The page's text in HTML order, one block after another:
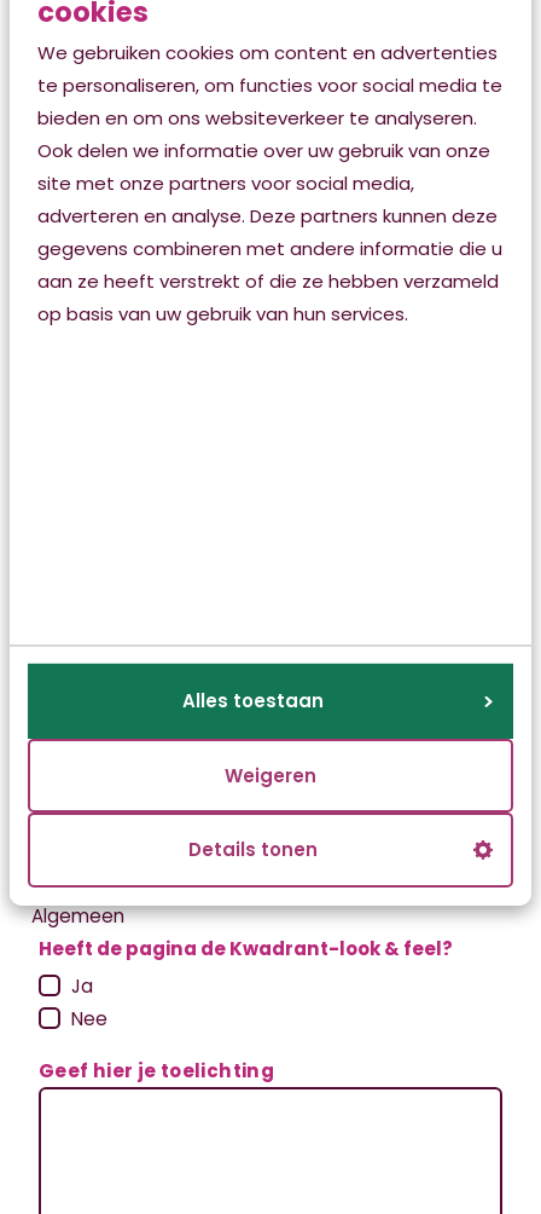
cookies
We gebruiken cookies om content en advertenties
te personaliseren, om functies voor social media te
bieden en om ons websiteverkeer te analyseren.
Ook delen we informatie over uw gebruik van onze
site met onze partners voor social media,
adverteren en analyse. Deze partners kunnen deze
gegevens combineren met andere informatie die u
aan ze heeft verstrekt of die ze hebben verzameld
op basis van uw gebruik van hun services.
Alles toestaan
Weigeren
Details tonen
Takenoverzicht
Heb je suggesties voor de indeling,
statussen of taken in het takenoverzicht?
Waarom heeft dit scenario je voorkeur?
Algemeen
Heeft de pagina de Kwadrant-look & feel?
Ja
Nee
Geef hier je toelichting